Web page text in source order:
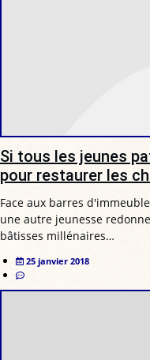
Si tous les jeunes
pour restaurer les
Face aux barres
une autre jeunesse
bâtisses millénaires…
25 janvier 2018